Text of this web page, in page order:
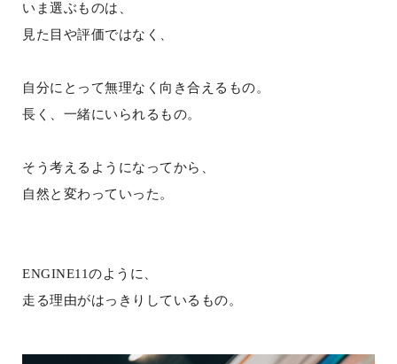
いま選ぶものは、
見た目や評価ではなく、
自分にとって無理なく向き合えるもの。
長く、一緒にいられるもの。
そう考えるようになってから、
自然と変わっていった。
ENGINE11のように、
走る理由がはっきりしているもの。